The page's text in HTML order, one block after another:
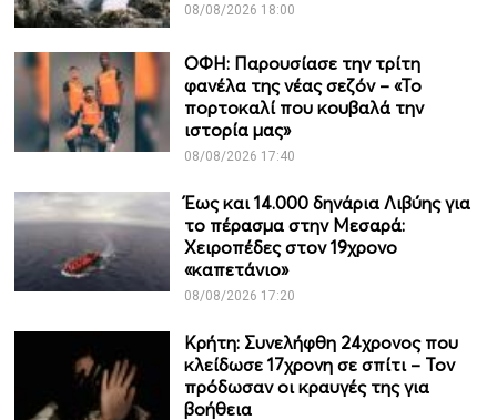
08/08/2026 18:00
ΟΦΗ: Παρουσίασε την τρίτη
φανέλα της νέας σεζόν – «Το
πορτοκαλί που κουβαλά την
ιστορία μας»
08/08/2026 17:40
Έως και 14.000 δηνάρια Λιβύης για
το πέρασμα στην Μεσαρά:
Χειροπέδες στον 19χρονο
«καπετάνιο»
08/08/2026 17:20
Κρήτη: Συνελήφθη 24χρονος που
κλείδωσε 17χρονη σε σπίτι – Τον
πρόδωσαν οι κραυγές της για
βοήθεια